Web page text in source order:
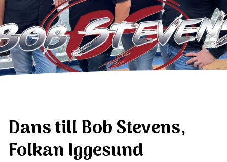
Dans till Bob Stevens,
Folkan Iggesund